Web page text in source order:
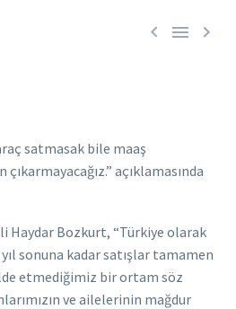
  
satmasak bile maaş
açıklamasında
Haydar Bozkurt, “Türkiye olarak
sonuna kadar satışlar tamamen
etmediğimiz bir ortam söz
ve ailelerinin mağdur